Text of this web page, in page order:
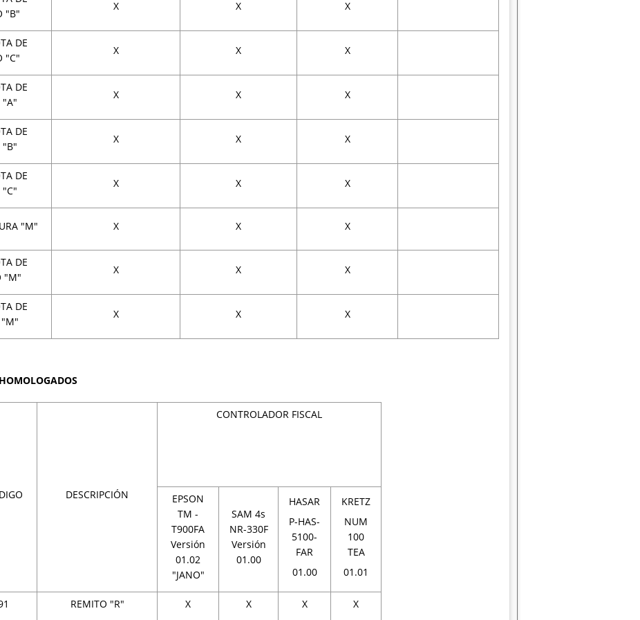
"B"
X X X
DE
"C"
X X X
DE
"A"
X X X
DE
"B"
X X X
DE
"C"
X X X
"M" X X X
DE
"M"
X X X
DE
"M"
X X X
DESCRIPCIÓN
CONTROLADOR FISCAL
EPSON
TM -
T900FA
Versión
01.02
"JANO"
SAM 4s
NR-330F
Versión
01.00
HASAR
P-HAS-
5100-
FAR
01.00
KRETZ
NUM
100
TEA
01.01
REMITO "R" X X X X